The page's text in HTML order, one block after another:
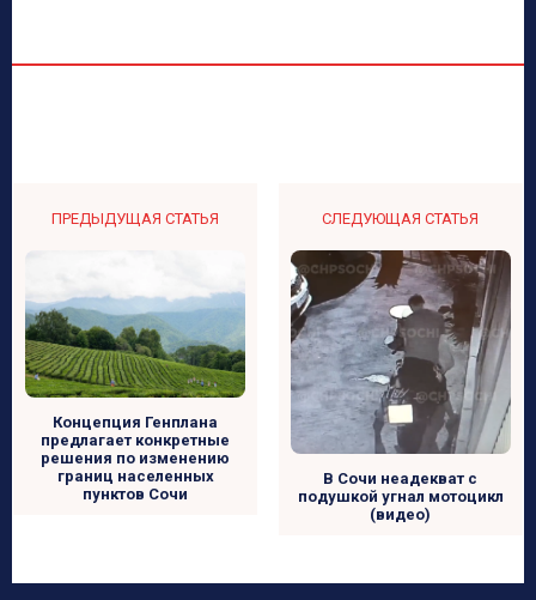
ПРЕДЫДУЩАЯ СТАТЬЯ
Концепция Генплана
предлагает конкретные
решения по изменению
границ населенных
пунктов Сочи
СЛЕДУЮЩАЯ СТАТЬЯ
В Сочи неадекват с
подушкой угнал мотоцикл
(видео)